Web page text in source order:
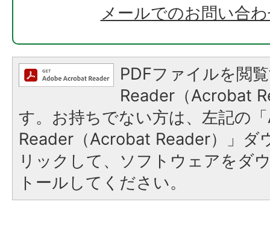
メールでのお問い合
PDFファイルを閲
Reader（Acrobat
す。お持ちでない方は、左記の
Reader（Acrobat Reader）」ダ
リックして、ソフトウェアをダ
トールしてください。